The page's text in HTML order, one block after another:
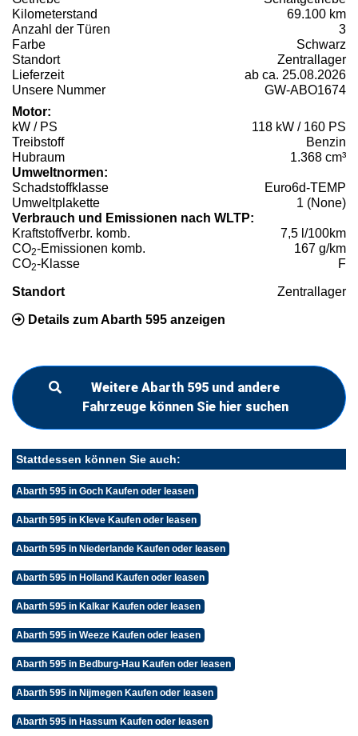
Kilometerstand
69.100 km
Anzahl der Türen
3
Farbe
Schwarz
Standort
Zentrallager
Lieferzeit
ab ca. 25.08.2026
Unsere Nummer
GW-ABO1674
Motor:
kW / PS
118 kW / 160 PS
Treibstoff
Benzin
Hubraum
1.368 cm³
Umweltnormen:
Schadstoffklasse
Euro6d-TEMP
Umweltplakette
1 (None)
Verbrauch und Emissionen nach WLTP:
Kraftstoffverbr. komb.
7,5 l/100km
CO2-Emissionen komb.
167 g/km
CO2-Klasse F
Standort Zentrallager
Details zum Abarth 595 anzeigen
Weitere Abarth 595 und andere
Fahrzeuge können Sie hier suchen
Stattdessen können Sie auch:
Abarth 595 in Goch Kaufen oder leasen
Abarth 595 in Kleve Kaufen oder leasen
Abarth 595 in Niederlande Kaufen oder leasen
Abarth 595 in Holland Kaufen oder leasen
Abarth 595 in Kalkar Kaufen oder leasen
Abarth 595 in Weeze Kaufen oder leasen
Abarth 595 in Bedburg-Hau Kaufen oder leasen
Abarth 595 in Nijmegen Kaufen oder leasen
Abarth 595 in Hassum Kaufen oder leasen